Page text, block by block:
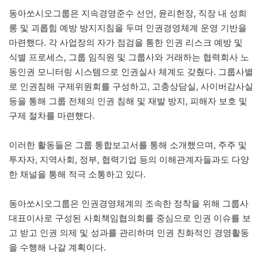
동아쏘시오그룹은 지속경영준수 선언, 윤리헌장, 직장 내 성희
롱 및 괴롭힘 예방 방지지침을 두며 인권경영체계 운영 기반을
마련했다. 각 사업장의 자가 점검을 통한 인권 리스크 예방 및
식별 프로세스, 그룹 임직원 및 그룹사와 거래하는 협력회사 노
동인권 모니터링 시스템으로 인권실사 체계도 갖췄다. 그룹사별
로 인권침해 구제위원회를 구성하고, 고충상담실, 사이버감사실
등을 통해 그룹 전체의 인권 침해 및 재발 방지, 피해자 보호 및
구제 절차를 마련했다.
이러한 활동들은 그룹 통합보고서를 통해 소개했으며, 주주 및
투자자, 지역사회, 정부, 협력기업 등의 이해관계자들과도 다양
한 채널을 통해 적극 소통하고 있다.
동아쏘시오그룹은 인권경영체계의 조속한 정착을 위해 그룹사
대표이사로 구성된 사회책임협의회를 중심으로 인권 이슈를 보
고 받고 인권 의제 및 성과를 관리하며 인권 친화적인 경영활동
을 수행해 나갈 계획이다.